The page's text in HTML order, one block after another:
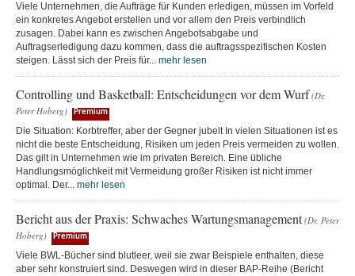
Viele Unternehmen, die Aufträge für Kunden erledigen, müssen im Vorfeld
ein konkretes Angebot erstellen und vor allem den Preis verbindlich
zusagen. Dabei kann es zwischen Angebotsabgabe und
Auftragserledigung dazu kommen, dass die auftragsspezifischen Kosten
steigen. Lässt sich der Preis für... mehr lesen
Controlling und Basketball: Entscheidungen vor dem Wurf (Dr.
Peter Hoberg)
Premium
Die Situation: Korbtreffer, aber der Gegner jubelt In vielen Situationen ist es
nicht die beste Entscheidung, Risiken um jeden Preis vermeiden zu wollen.
Das gilt in Unternehmen wie im privaten Bereich. Eine übliche
Handlungsmöglichkeit mit Vermeidung großer Risiken ist nicht immer
optimal. Der... mehr lesen
Bericht aus der Praxis: Schwaches Wartungsmanagement (Dr. Peter
Hoberg)
Premium
Viele BWL-Bücher sind blutleer, weil sie zwar Beispiele enthalten, diese
aber sehr konstruiert sind. Deswegen wird in dieser BAP-Reihe (Bericht